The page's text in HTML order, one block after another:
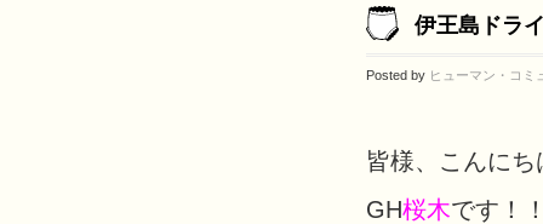
伊王島ドラ
Posted by ヒューマン・コミ
皆様、こんにち
GH桜木です！